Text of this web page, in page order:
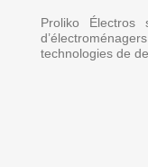
Proliko Électros
technologies de